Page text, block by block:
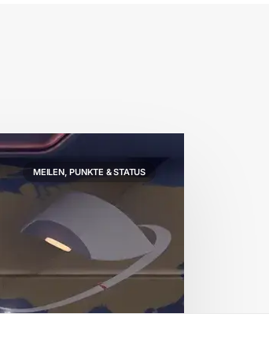
MEILEN, PUNKTE & STATUS